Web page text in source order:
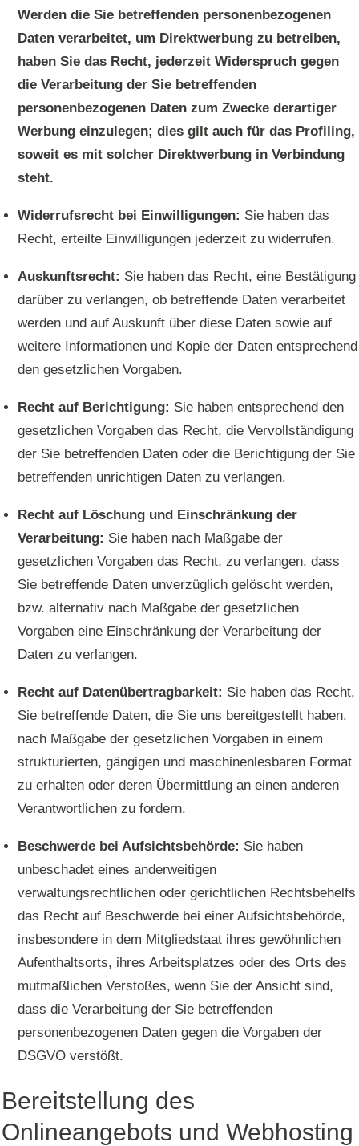
Werden die Sie betreffenden personenbezogenen
Daten verarbeitet, um Direktwerbung zu betreiben,
haben Sie das Recht, jederzeit Widerspruch gegen
die Verarbeitung der Sie betreffenden
personenbezogenen Daten zum Zwecke derartiger
Werbung einzulegen; dies gilt auch für das Profiling,
soweit es mit solcher Direktwerbung in Verbindung
steht.
Widerrufsrecht bei Einwilligungen: Sie haben das
Recht, erteilte Einwilligungen jederzeit zu widerrufen.
Auskunftsrecht: Sie haben das Recht, eine Bestätigung
darüber zu verlangen, ob betreffende Daten verarbeitet
werden und auf Auskunft über diese Daten sowie auf
weitere Informationen und Kopie der Daten entsprechend
den gesetzlichen Vorgaben.
Recht auf Berichtigung: Sie haben entsprechend den
gesetzlichen Vorgaben das Recht, die Vervollständigung
der Sie betreffenden Daten oder die Berichtigung der Sie
betreffenden unrichtigen Daten zu verlangen.
Recht auf Löschung und Einschränkung der
Verarbeitung: Sie haben nach Maßgabe der
gesetzlichen Vorgaben das Recht, zu verlangen, dass
Sie betreffende Daten unverzüglich gelöscht werden,
bzw. alternativ nach Maßgabe der gesetzlichen
Vorgaben eine Einschränkung der Verarbeitung der
Daten zu verlangen.
Recht auf Datenübertragbarkeit: Sie haben das Recht,
Sie betreffende Daten, die Sie uns bereitgestellt haben,
nach Maßgabe der gesetzlichen Vorgaben in einem
strukturierten, gängigen und maschinenlesbaren Format
zu erhalten oder deren Übermittlung an einen anderen
Verantwortlichen zu fordern.
Beschwerde bei Aufsichtsbehörde: Sie haben
unbeschadet eines anderweitigen
verwaltungsrechtlichen oder gerichtlichen Rechtsbehelfs
das Recht auf Beschwerde bei einer Aufsichtsbehörde,
insbesondere in dem Mitgliedstaat ihres gewöhnlichen
Aufenthaltsorts, ihres Arbeitsplatzes oder des Orts des
mutmaßlichen Verstoßes, wenn Sie der Ansicht sind,
dass die Verarbeitung der Sie betreffenden
personenbezogenen Daten gegen die Vorgaben der
DSGVO verstößt.
Bereitstellung des
Onlineangebots und Webhosting